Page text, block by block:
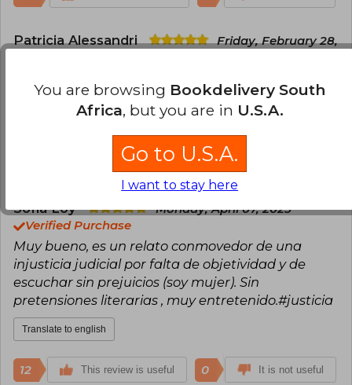
Patricia Alessandri
Friday, February 28,
Impactante digno de ser leido
This review is useful 1
Sofía Loy
Monday, April 07, 2025
Verified Purchase
Muy bueno, es un relato conmovedor de una
injusticia judicial por falta de objetividad y de
escuchar sin prejuicios (soy mujer). Sin
pretensiones literarias , muy entretenido.#justicia
Translate to english
12 This review is useful 0 It is not useful
You are browsing Bookdelivery South
Africa, but you are in U.S.A.
Go to U.S.A.
I want to stay here